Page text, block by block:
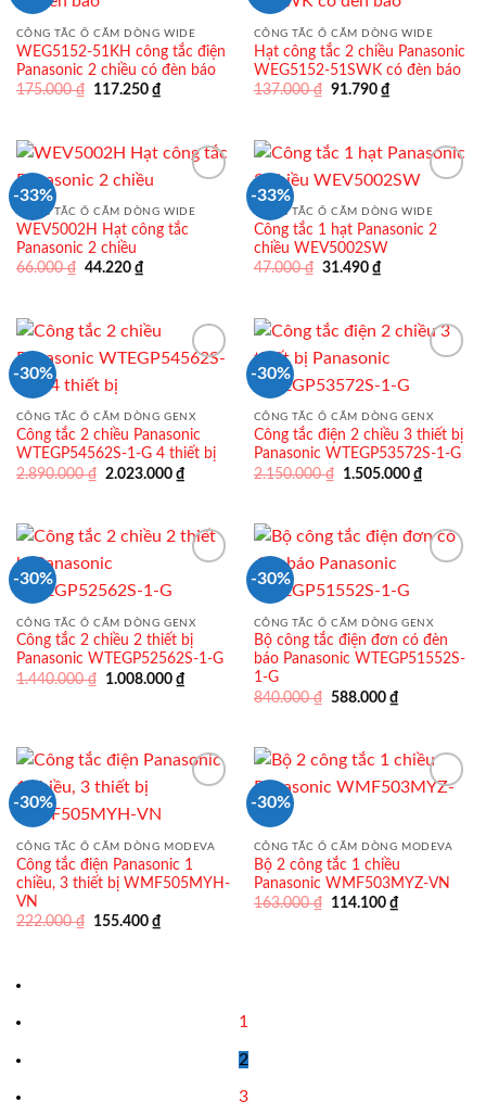
CÔNG TẮC Ổ CẮM DÒNG WIDE
WEG5152-51KH công tắc điện
Panasonic 2 chiều có đèn báo
175.000₫
Giá
117.250 ₫Giá
117.250 ₫.
CÔNG TẮC Ổ CẮM DÒNG WIDE
Hạt công tắc 2 chiều Panasonic
WEG5152-51SWK có đèn báo
137.000₫ Giá
91.790 ₫Giá
91.790 ₫.
-33%
CÔNG TẮC Ổ CẮM DÒNG WIDE
WEV5002H Hạt công tắc
Panasonic 2 chiều
66.000₫ Giá
44.220 ₫Giá
44.220 ₫.
-33%
CÔNG TẮC Ổ CẮM DÒNG WIDE
Công tắc 1 hạt Panasonic 2
chiều WEV5002SW
47.000₫ Giá
31.490 ₫Giá
31.490 ₫.
-30%
CÔNG TẮC Ổ CẮM DÒNG GENX
Công tắc 2 chiều Panasonic
WTEGP54562S-1-G 4 thiết bị
2.890.000₫
Giá
2.023.000 ₫Giá
hiện
2.023.000 ₫.
-30%
CÔNG TẮC Ổ CẮM DÒNG GENX
Công tắc điện 2 chiều 3 thiết bị
Panasonic WTEGP53572S-1-G
2.150.000₫
Giá
1.505.000 ₫Giá
hiện
-30%
CÔNG TẮC Ổ CẮM DÒNG GENX
Công tắc 2 chiều 2 thiết bị
Panasonic WTEGP52562S-1-G
1.440.000₫
Giá
1.008.000 ₫Giá
hiện
-30%
CÔNG TẮC Ổ CẮM DÒNG GENX
Bộ công tắc điện đơn có đèn
báo Panasonic WTEGP51552S-
1-G
840.000₫
Giá
588.000 ₫Giá
hiện
588.000 ₫.
-30%
CÔNG TẮC Ổ CẮM DÒNG MODEVA
Công tắc điện Panasonic 1
chiều, 3 thiết bị WMF505MYH-
VN
222.000₫
Giá
155.400 ₫Giá
-30%
CÔNG TẮC Ổ CẮM DÒNG MODEVA
Bộ 2 công tắc 1 chiều
Panasonic WMF503MYZ-VN
163.000₫
Giá
114.100 ₫Giá
1
2
3